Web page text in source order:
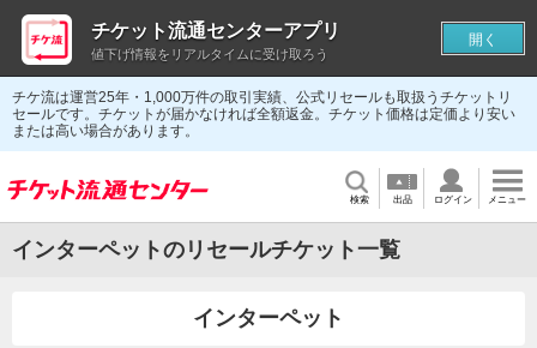
チケ流は運営25年・1,000万件の取引実績、公式リセールも取扱うチケットリ
セールです。チケットが届かなければ全額返金。チケット価格は定価より安い
または高い場合があります。
検索 出品 ログイン メニュー
インターペットのリセールチケット一覧
インターペット
チケット流通センターアプリ
値下げ情報をリアルタイムに受け取ろう
開く